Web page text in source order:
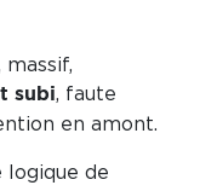
subi, faute
en amont.
logique de